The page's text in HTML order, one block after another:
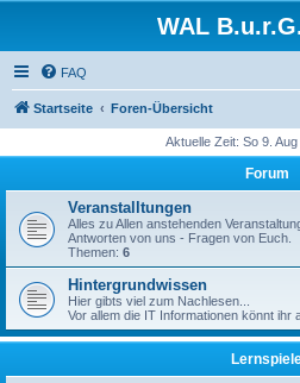
WAL
FAQ
Startseite Foren-Übersicht
Aktuelle Zeit: So 9.
Forum
Veranstalltungen
Alles zu Allen anstehenden
Antworten von uns - Fragen von Euch.
Themen: 6
Hintergrundwissen
Hier gibts viel zum Nachlesen...
Vor allem die IT Informationen könnt ihr